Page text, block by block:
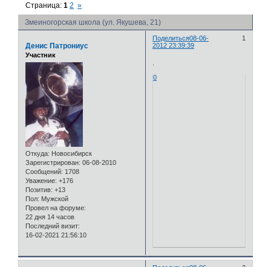
Змеиногорская школа (ул. Якушева, 21)
Страница:1 2 »
Поделиться 1
08-06-
2012 23:39:39
Денис Патрониус
Участник
Откуда: Новосибирск
Зарегистрирован: 06-08-2010
Сообщений: 1708
Уважение: +176
Позитив: +13
Пол: Мужской
Провел на форуме:
22 дня 14 часов
Последний визит:
16-02-2021 21:56:10
0